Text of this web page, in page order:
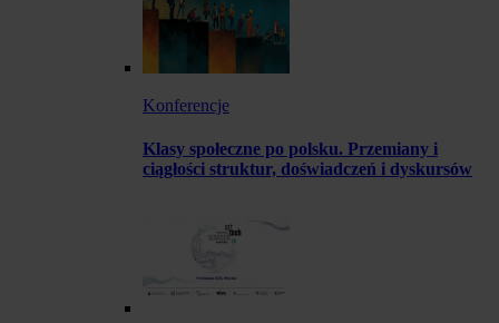
Konferencje
Klasy społeczne po polsku. Przemiany i
ciągłości struktur, doświadczeń i dyskursów